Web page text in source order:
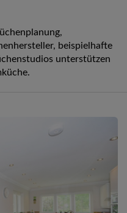
beispielhafte
unterstützen